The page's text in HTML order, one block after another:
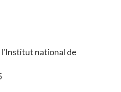
l'Institut national de